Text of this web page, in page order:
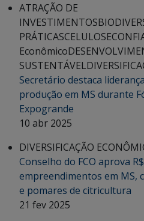
ATRAÇÃO DE
INVESTIMENTOS
PRÁTICASCELULOSE
Econômico
SUSTENTÁVEL
Secretário destaca
produção em MS durante
Expogrande
10 abr 2025
DIVERSIFICAÇÃO
Conselho do FCO aprova
empreendimentos em MS,
e pomares de citricultura
21 fev 2025